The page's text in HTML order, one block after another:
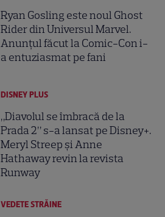
Ryan Gosling este noul Ghost
Rider din Universul Marvel.
Anunțul făcut la Comic-Con i-
a entuziasmat pe fani
DISNEY PLUS
„Diavolul se îmbracă de la
Prada 2” s-a lansat pe Disney+.
Meryl Streep și Anne
Hathaway revin la revista
Runway
VEDETE STRĂINE